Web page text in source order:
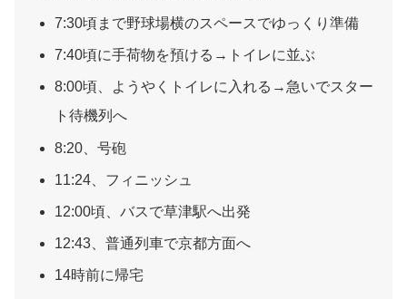
7:30頃まで野球場横のスペースでゆっくり準備
7:40頃に手荷物を預ける→トイレに並ぶ
8:00頃、ようやくトイレに入れる→急いでスター
ト待機列へ
8:20、号砲
11:24、フィニッシュ
12:00頃、バスで草津駅へ出発
12:43、普通列車で京都方面へ
14時前に帰宅